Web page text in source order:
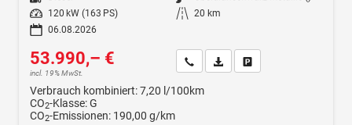
Leistung
120 kW (163 PS) Kilometerstand 20 km
06.08.2026
53.990,– €
incl. 19% MwSt.
Wir rufen Sie anFahrzeugexposé (PDF)
Verbrauch kombiniert:7,20 l/100km
CO2-Klasse:G
CO2-Emissionen: 190,00 g/km